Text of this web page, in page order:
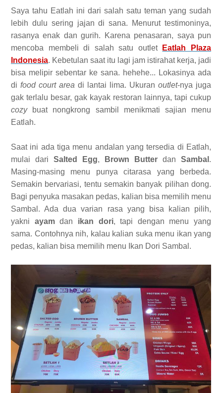
Saya tahu Eatlah ini dari salah satu teman yang sudah
lebih dulu sering jajan di sana. Menurut testimoninya,
rasanya enak dan gurih. Karena penasaran, saya pun
mencoba membeli di salah satu outlet
Eatlah Plaza
Indonesia. Kebetulan saat itu lagi jam istirahat kerja, jadi
bisa melipir sebentar ke sana. hehehe... Lokasinya ada
di food court area di lantai lima. Ukuran outlet-nya juga
gak terlalu besar, gak kayak restoran lainnya, tapi cukup
cozybuat nongkrong sambil menikmati sajian menu
Eatlah.
Saat ini ada tiga menu andalan yang tersedia di Eatlah,
mulai dari Salted Egg, Brown Butter dan Sambal .
Masing-masing menu punya citarasa yang berbeda.
Semakin bervariasi, tentu semakin banyak pilihan dong.
Bagi penyuka masakan pedas, kalian bisa memilih menu
Sambal. Ada dua varian rasa yang bisa kalian pilih,
yakni ayamdan ikan dori, tapi dengan menu yang
sama. Contohnya nih, kalau kalian suka menu ikan yang
pedas, kalian bisa memilih menu Ikan Dori Sambal.